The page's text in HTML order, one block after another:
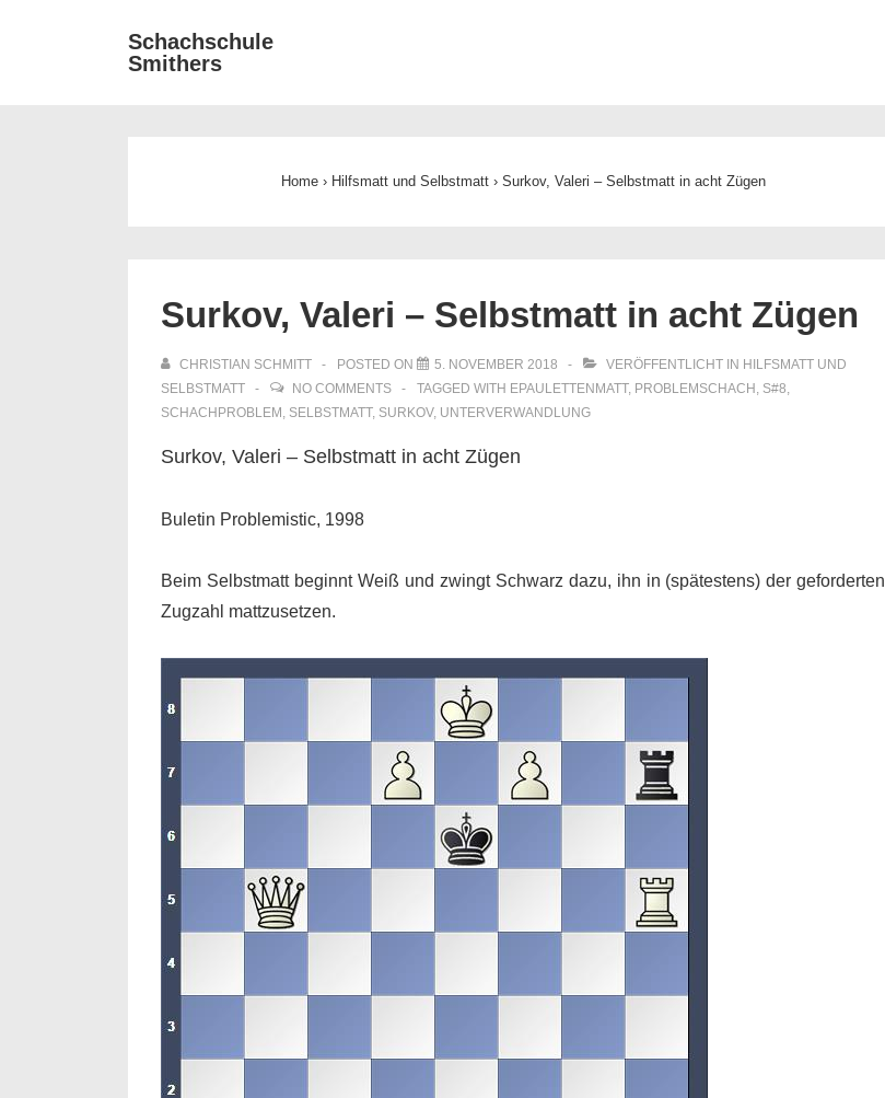
Schachschule
Smithers
Home › Hilfsmatt und Selbstmatt › Surkov, Valeri – Selbstmatt in acht Zügen
Surkov, Valeri – Selbstmatt in acht Zügen
CHRISTIAN SCHMITT POSTED ON 5. NOVEMBER 2018 VERÖFFENTLICHT IN HILFSMATT UND
SELBSTMATT
NO COMMENTS TAGGED WITH EPAULETTENMATT, PROBLEMSCHACH , S#8,
SCHACHPROBLEM , SELBSTMATT, SURKOV, UNTERVERWANDLUNG
Surkov, Valeri – Selbstmatt in acht Zügen
Buletin Problemistic, 1998
Beim Selbstmatt beginnt Weiß und zwingt Schwarz dazu, ihn in (spätestens) der geforderten
Zugzahl mattzusetzen.